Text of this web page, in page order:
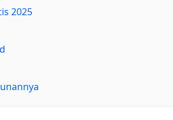
2025